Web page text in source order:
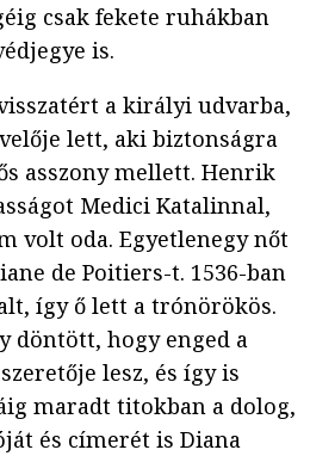
csak fekete ruhákban
is.
a királyi udvarba,
lett, aki biztonságra
asszony mellett. Henrik
Medici Katalinnal,
volt oda. Egyetlenegy nőt
de Poitiers-t. 1536-ban
így ő lett a trónörökös.
döntött, hogy enged a
lesz, és így is
maradt titokban a dolog,
és címerét is Diana